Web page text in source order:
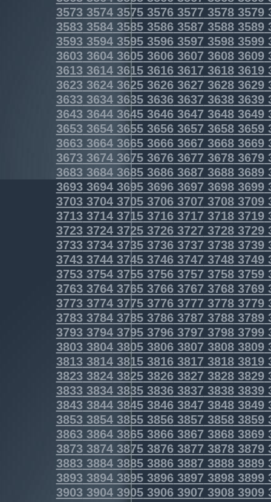
3573357435753576357735783579
3583358435853586358735883589
3593359435953596359735983599
3603360436053606360736083609
3613361436153616361736183619
3623362436253626362736283629
3633363436353636363736383639
3643364436453646364736483649
3653365436553656365736583659
3663366436653666366736683669
3673367436753676367736783679
3683368436853686368736883689
3693369436953696369736983699
3703370437053706370737083709
3713371437153716371737183719
3723372437253726372737283729
3733373437353736373737383739
3743374437453746374737483749
3753375437553756375737583759
3763376437653766376737683769
3773377437753776377737783779
3783378437853786378737883789
3793379437953796379737983799
3803380438053806380738083809
3813381438153816381738183819
3823382438253826382738283829
3833383438353836383738383839
3843384438453846384738483849
3853385438553856385738583859
3863386438653866386738683869
3873387438753876387738783879
3883388438853886388738883889
3893389438953896389738983899
3903390439053906390739083909